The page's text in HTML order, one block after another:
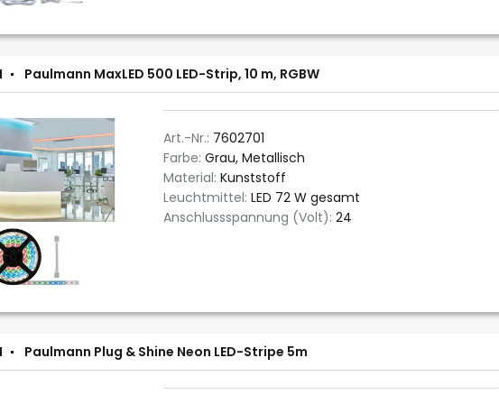
Paulmann MaxLED 500 LED-Strip, 10 m, RGBW
Art.-Nr.: 7602701
Farbe: Grau, Metallisch
Material: Kunststoff
Leuchtmittel: LED 72 W gesamt
Anschlussspannung (Volt): 24
Paulmann Plug & Shine Neon LED-Stripe 5m